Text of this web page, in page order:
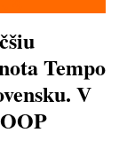
Tempo
V